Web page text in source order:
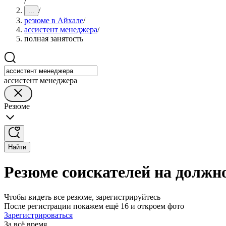
... /
резюме в Айхале/
ассистент менеджера/
полная занятость
ассистент менеджера
Резюме
Найти
Резюме соискателей на
Чтобы видеть все резюме, зарегистрируйтесь
После регистрации покажем ещё 16 и откроем фото
Зарегистрироваться
За всё время